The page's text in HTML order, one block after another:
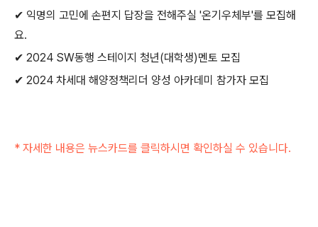
✔ 익명의 고민에 손편지 답장을 전해주실 '온기우체부'를 모집해
요.
✔ 2024 SW동행 스테이지 청년(대학생)멘토 모집
✔ 2024 차세대 해양정책리더 양성 아카데미 참가자 모집
* 자세한 내용은 뉴스카드를 클릭하시면 확인하실 수 있습니다.